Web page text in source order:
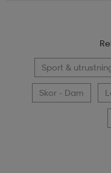
Sport &
Skor - Dam